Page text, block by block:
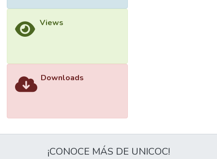
Views
Downloads
¡CONOCE MÁS DE UNICOC!